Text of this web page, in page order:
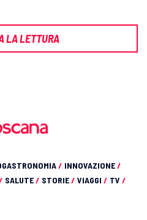
LA LETTURA
/ INNOVAZIONE/
SALUTE/ STORIE/ VIAGGI / TV /